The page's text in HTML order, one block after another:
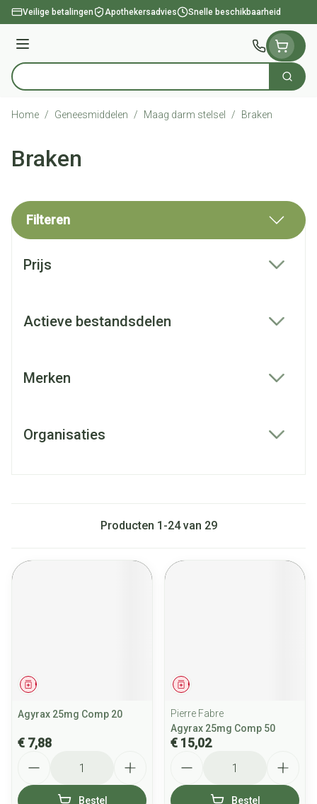
Ga naar de inhoud
Veilige betalingen Apothekersadvies Snelle beschikbaarheid
Menu
Product, merk, categorie... Zoek
Home / Geneesmiddelen / Maag darm stelsel / Braken
Braken
Filteren
Prijs
Actieve bestandsdelen
Merken
Organisaties
Producten 1 -24van 29
Geneesmiddel
Agyrax 25mg Comp 20
€ 7,88
Bestel
Geneesmiddel
Pierre Fabre
Agyrax 25mg Comp 50
€ 15,02
Bestel